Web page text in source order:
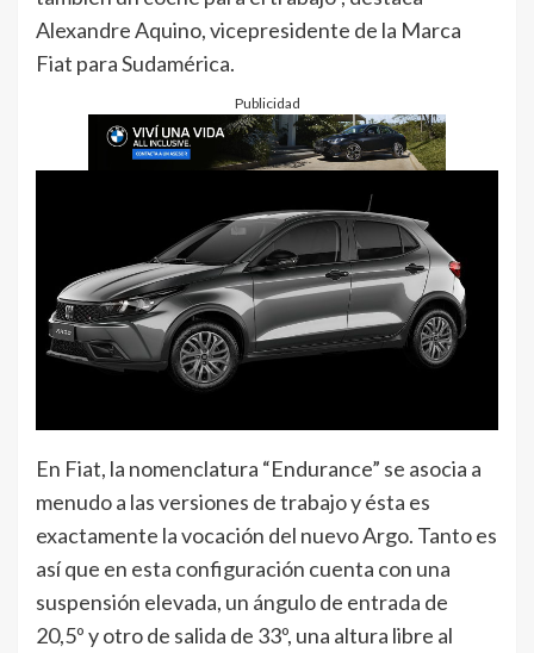
Alexandre Aquino, vicepresidente de la Marca
Fiat para Sudamérica.
Publicidad
En Fiat, la nomenclatura “Endurance” se asocia a
menudo a las versiones de trabajo y ésta es
exactamente la vocación del nuevo Argo. Tanto es
así que en esta configuración cuenta con una
suspensión elevada, un ángulo de entrada de
20,5º y otro de salida de 33º, una altura libre al